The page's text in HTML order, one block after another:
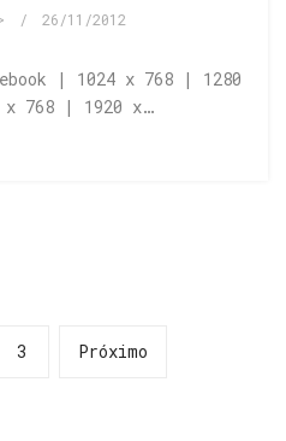
/ 26/11/2012
| 1024 x 768 | 1280
768 | 1920 x…
3 Próximo